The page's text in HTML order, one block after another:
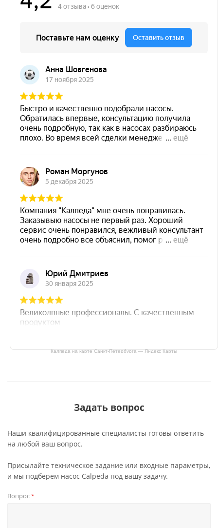
Калпеда на карте Санкт‑Петербурга — Яндекс Карты
Задать вопрос
Наши квалифицированные специалисты готовы ответить
на любой ваш вопрос.
Присылайте техническое задание или входные параметры,
и мы подберем насос Calpeda под вашу задачу.
Вопрос*